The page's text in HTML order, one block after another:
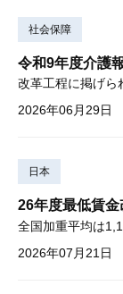
社会保障
令和9年度介護
改革工程に掲げら
2026年06月29日
日本
26年度最低賃
全国加重平均は
2026年07月21日